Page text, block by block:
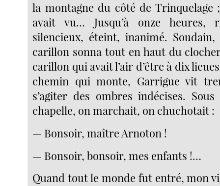
la montagne du côté de Trinquelage
avait vu… Jusqu’à onze heures,
silencieux, éteint, inanimé.
carillon sonna tout en haut du
carillon qui avait l’air d’être à dix
chemin qui monte, Garrigue vit
s’agiter des ombres indécises.
chapelle, on marchait, on chuchotait :
— Bonsoir, maître Arnoton !
— Bonsoir, bonsoir, mes enfants !…
Quand tout le monde fut entré, mon